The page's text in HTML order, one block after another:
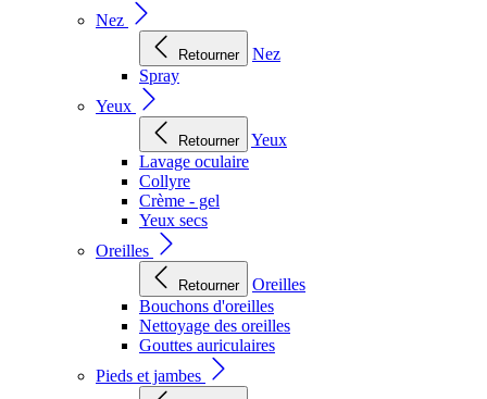
Nez
Retourner
Nez
Spray
Yeux
Retourner
Yeux
Lavage oculaire
Collyre
Crème - gel
Yeux secs
Oreilles
Retourner
Oreilles
Bouchons d'oreilles
Nettoyage des oreilles
Gouttes auriculaires
Pieds et jambes